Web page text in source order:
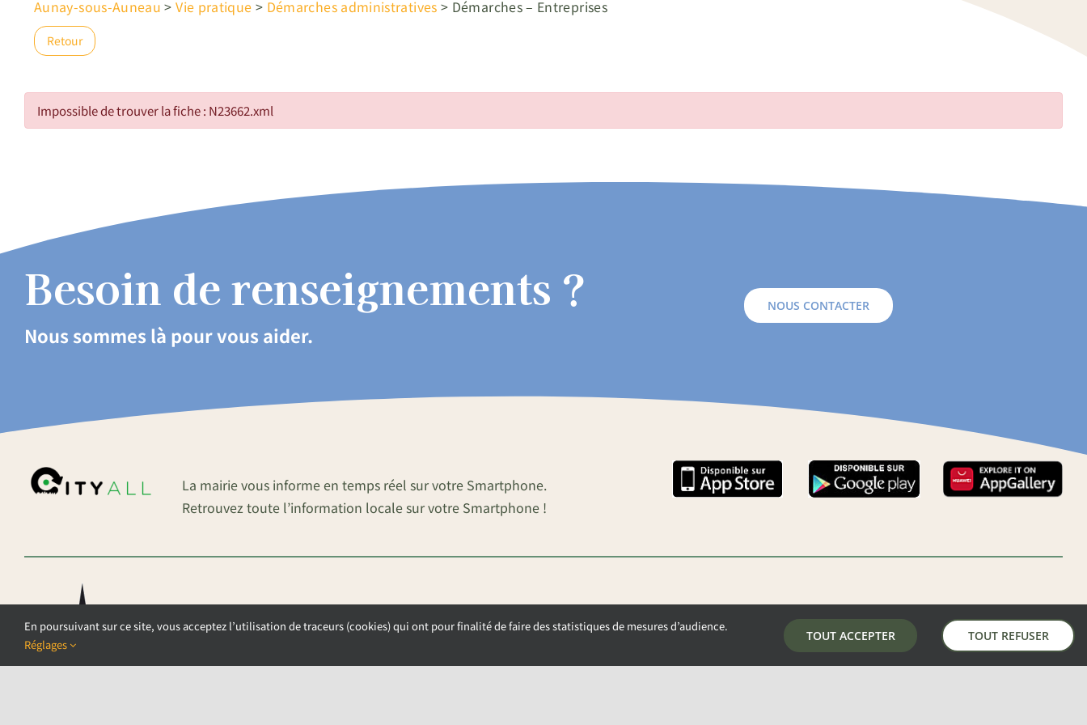
Aunay-sous-Auneau >Vie pratique > Démarches administratives > Démarches – Entreprises
Retour
Impossible de trouver la fiche : N23662.xml
Besoin de renseignements ?
Nous sommes là pour vous aider.
NOUS CONTACTER
La mairie vous informe en temps réel sur votre Smartphone.
Retrouvez toute l’information locale sur votre Smartphone !
OUVERTURE DE LA MAIRIE LA MAIRIE DE AUNAY-SOUS-AUNEAU
5 place de la mairie, 28700 Aunay-Sous-Auneau
En poursuivant sur ce site, vous acceptez l’utilisation de traceurs (cookies) qui ont pour finalité de faire des statistiques de mesures d’audience.
Réglages
TOUT ACCEPTER TOUT REFUSER